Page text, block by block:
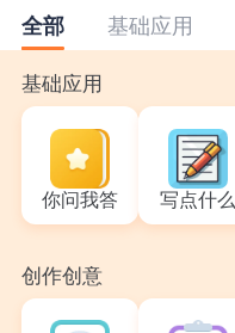
全部 基础应用
基础应用
你问我答 写点什么
创作创意